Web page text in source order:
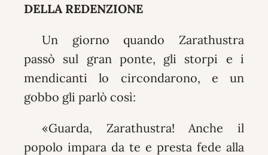
DELLA REDENZIONE
Un giorno quando Zarathustra
passò sul gran ponte, gli storpi e i
mendicanti lo circondarono, e un
gobbo gli parlò così:
«Guarda, Zarathustra! Anche il
popolo impara da te e presta fede alla